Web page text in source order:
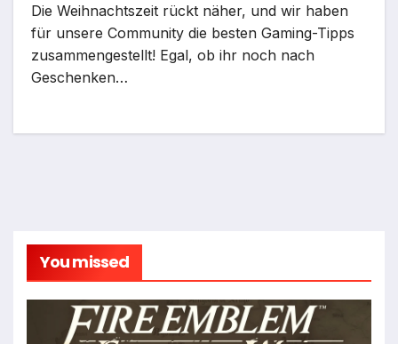
Die Weihnachtszeit rückt näher, und wir haben
für unsere Community die besten Gaming-Tipps
zusammengestellt! Egal, ob ihr noch nach
Geschenken…
You missed